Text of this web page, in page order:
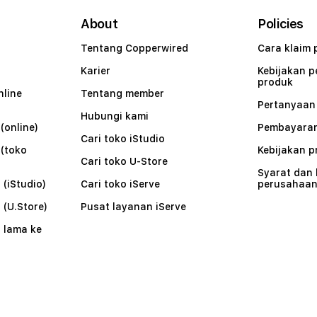
lama ke
About
Tentang Copperwired
Karier
Tentang member
Hubungi kami
Cari toko iStudio
Cari toko U-Store
Cari toko iServe
Pusat layanan iServe
Policies
Cara klaim
Kebijakan
produk
Pertanyaan
Kebijakan
Syarat dan
perusahaan